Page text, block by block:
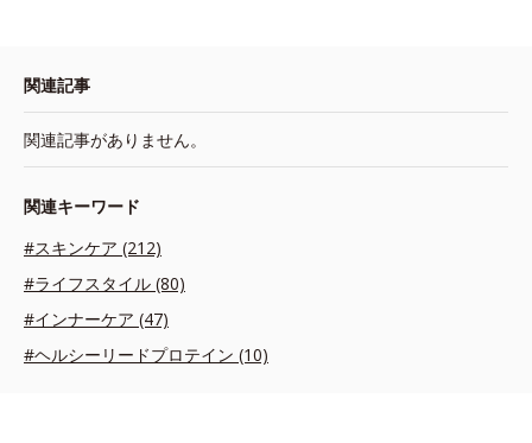
関連記事
関連記事がありません。
関連キーワード
#スキンケア (212)
#ライフスタイル (80)
#インナーケア (47)
#ヘルシーリードプロテイン (10)